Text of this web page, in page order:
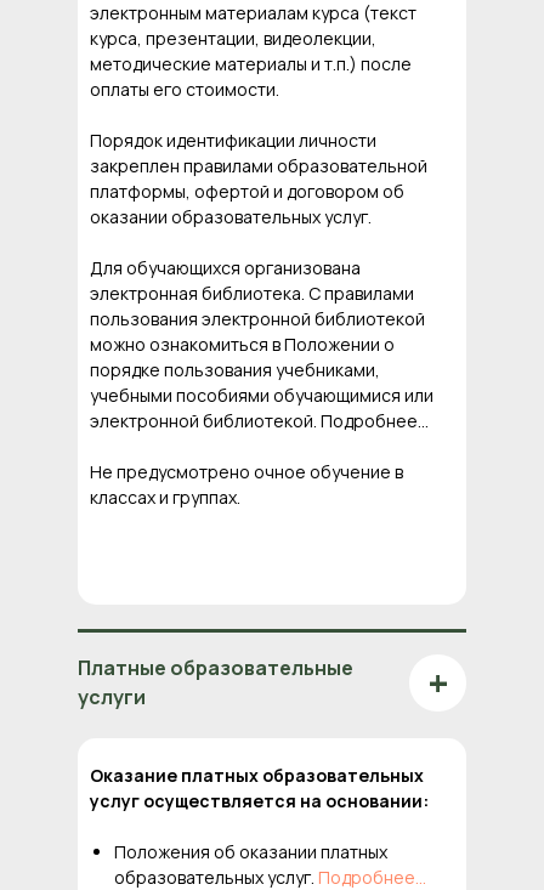
электронным материалам курса (текст
курса, презентации, видеолекции,
методические материалы и т.п.) после
оплаты его стоимости.
Порядок идентификации личности
закреплен правилами образовательной
платформы, офертой и договором об
оказании образовательных услуг.
Для обучающихся организована
электронная библиотека. С правилами
пользования электронной библиотекой
можно ознакомиться в Положении о
порядке пользования учебниками,
учебными пособиями обучающимися или
электронной библиотекой. Подробнее...
Не предусмотрено очное обучение в
классах и группах.
Платные образовательные
услуги
+
Оказание платных образовательных
услуг осуществляется на основании:
Положения об оказании платных
образовательных услуг. Подробнее...